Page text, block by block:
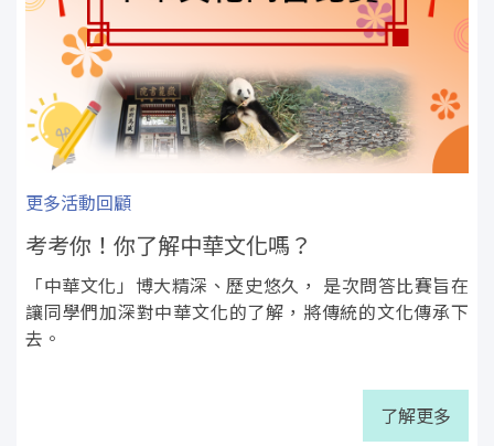
更多活動回顧
考考你！你了解中華文化嗎？
「中華文化」博大精深、歷史悠久， 是次問答比賽旨在
讓同學們加深對中華文化的了解，將傳統的文化傳承下
去。
了解更多